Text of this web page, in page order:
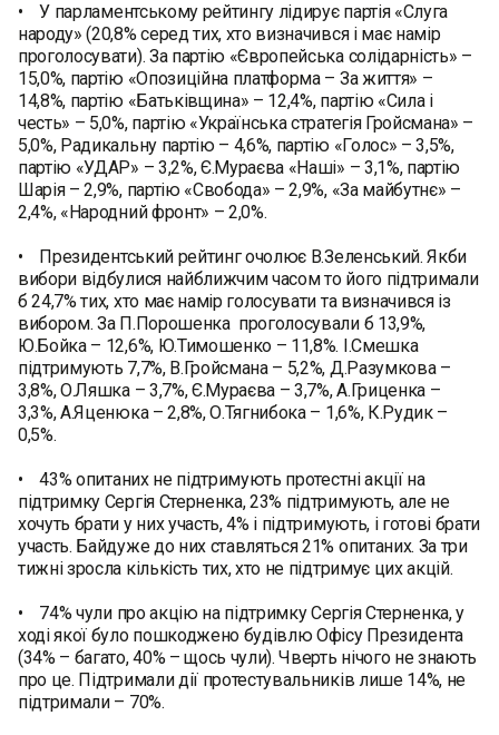
• У парламентському рейтингу лідирує партія «Слуга
народу» (20,8% серед тих, хто визначився і має намір
проголосувати). За партію «Європейська солідарність» –
15,0%, партію «Опозиційна платформа – За життя» –
14,8%, партію «Батьківщина» – 12,4%, партію «Сила і
честь» – 5,0%, партію «Українська стратегія Гройсмана» –
5,0%, Радикальну партію – 4,6%, партію «Голос» – 3,5%,
партію «УДАР» – 3,2%, Є.Мураєва «Наші» – 3,1%, партію
Шарія – 2,9%, партію «Свобода» – 2,9%, «За майбутнє» –
2,4%, «Народний фронт» – 2,0%.
• Президентський рейтинг очолює В.Зеленський. Якби
вибори відбулися найближчим часом то його підтримали
б 24,7% тих, хто має намір голосувати та визначився із
вибором. За П.Порошенка проголосували б 13,9%,
Ю.Бойка – 12,6%, Ю.Тимошенко – 11,8%. І.Смешка
підтримують 7,7%, В.Гройсмана – 5,2%, Д.Разумкова –
3,8%, О.Ляшка – 3,7%, Є.Мураєва – 3,7%, А.Гриценка –
3,3%, А.Яценюка – 2,8%, О.Тягнибока – 1,6%, К.Рудик –
0,5%.
• 43% опитаних не підтримують протестні акції на
підтримку Сергія Стерненка, 23% підтримують, але не
хочуть брати у них участь, 4% і підтримують, і готові брати
участь. Байдуже до них ставляться 21% опитаних. За три
тижні зросла кількість тих, хто не підтримує цих акцій.
• 74% чули про акцію на підтримку Сергія Стерненка, у
ході якої було пошкоджено будівлю Офісу Президента
(34% – багато, 40% – щось чули). Чверть нічого не знають
про це. Підтримали дії протестувальників лише 14%, не
підтримали – 70%.